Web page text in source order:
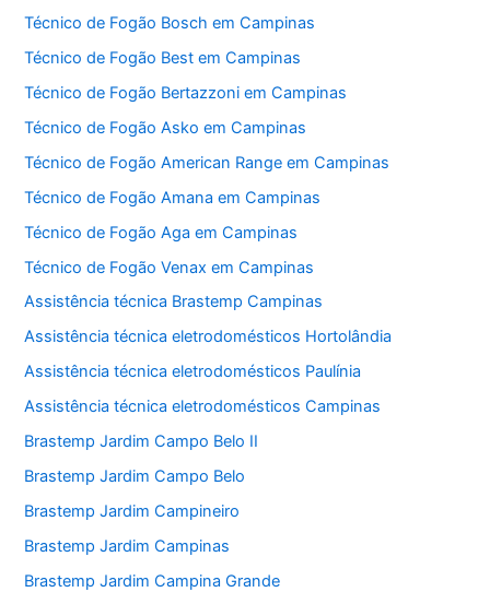
Técnico de Fogão Bosch em Campinas
Técnico de Fogão Best em Campinas
Técnico de Fogão Bertazzoni em Campinas
Técnico de Fogão Asko em Campinas
Técnico de Fogão American Range em Campinas
Técnico de Fogão Amana em Campinas
Técnico de Fogão Aga em Campinas
Técnico de Fogão Venax em Campinas
Assistência técnica Brastemp Campinas
Assistência técnica eletrodomésticos Hortolândia
Assistência técnica eletrodomésticos Paulínia
Assistência técnica eletrodomésticos Campinas
Brastemp Jardim Campo Belo II
Brastemp Jardim Campo Belo
Brastemp Jardim Campineiro
Brastemp Jardim Campinas
Brastemp Jardim Campina Grande